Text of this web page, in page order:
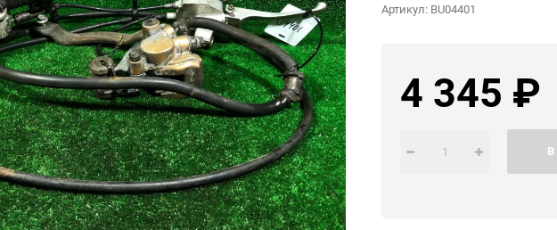
Артикул: BU04401
4 345 ₽